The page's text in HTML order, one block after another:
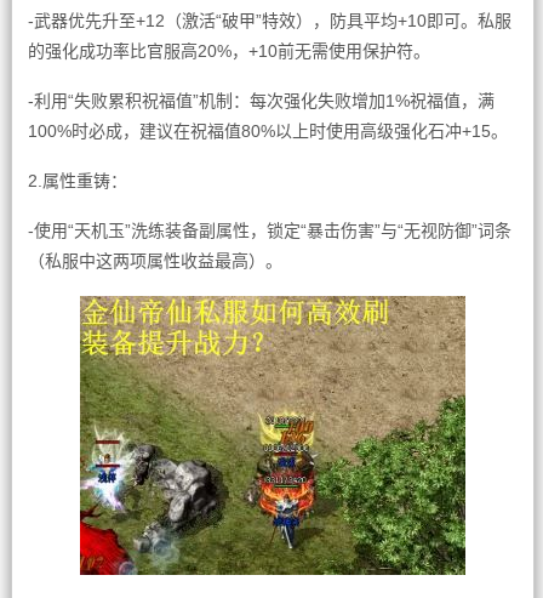
-武器优先升至+12（激活“破甲”特效），防具平均+10即可。私服
的强化成功率比官服高20%，+10前无需使用保护符。
-利用“失败累积祝福值”机制：每次强化失败增加1%祝福值，满
100%时必成，建议在祝福值80%以上时使用高级强化石冲+15。
2.属性重铸：
-使用“天机玉”洗练装备副属性，锁定“暴击伤害”与“无视防御”词条
（私服中这两项属性收益最高）。